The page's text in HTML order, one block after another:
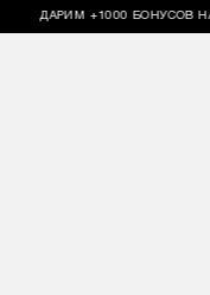
ДАРИМ +1000 БОНУСОВ НА